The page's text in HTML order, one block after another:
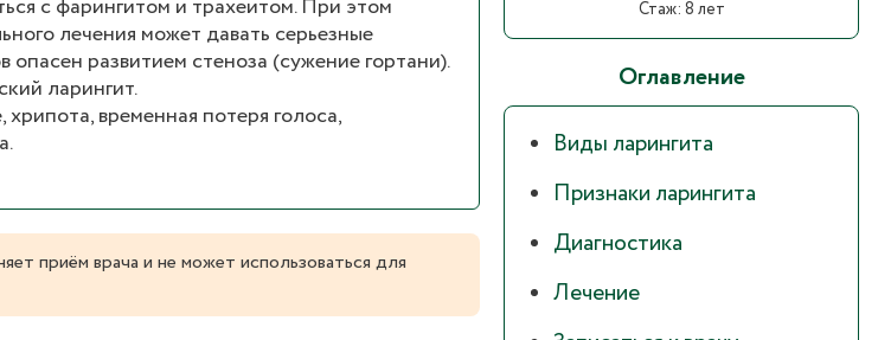
с фарингитом и трахеитом. При этом
лечения может давать серьезные
развитием стеноза (сужение гортани).
ларингит.
временная потеря голоса,
приём врача и не может использоваться для
Стаж: 8 лет
Оглавление
Виды ларингита
Признаки ларингита
Диагностика
Лечение